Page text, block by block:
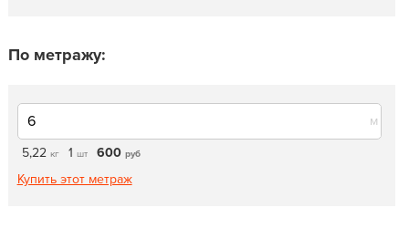
По метражу:
м
5,22 кг 1 шт 600 руб
Купить этот метраж